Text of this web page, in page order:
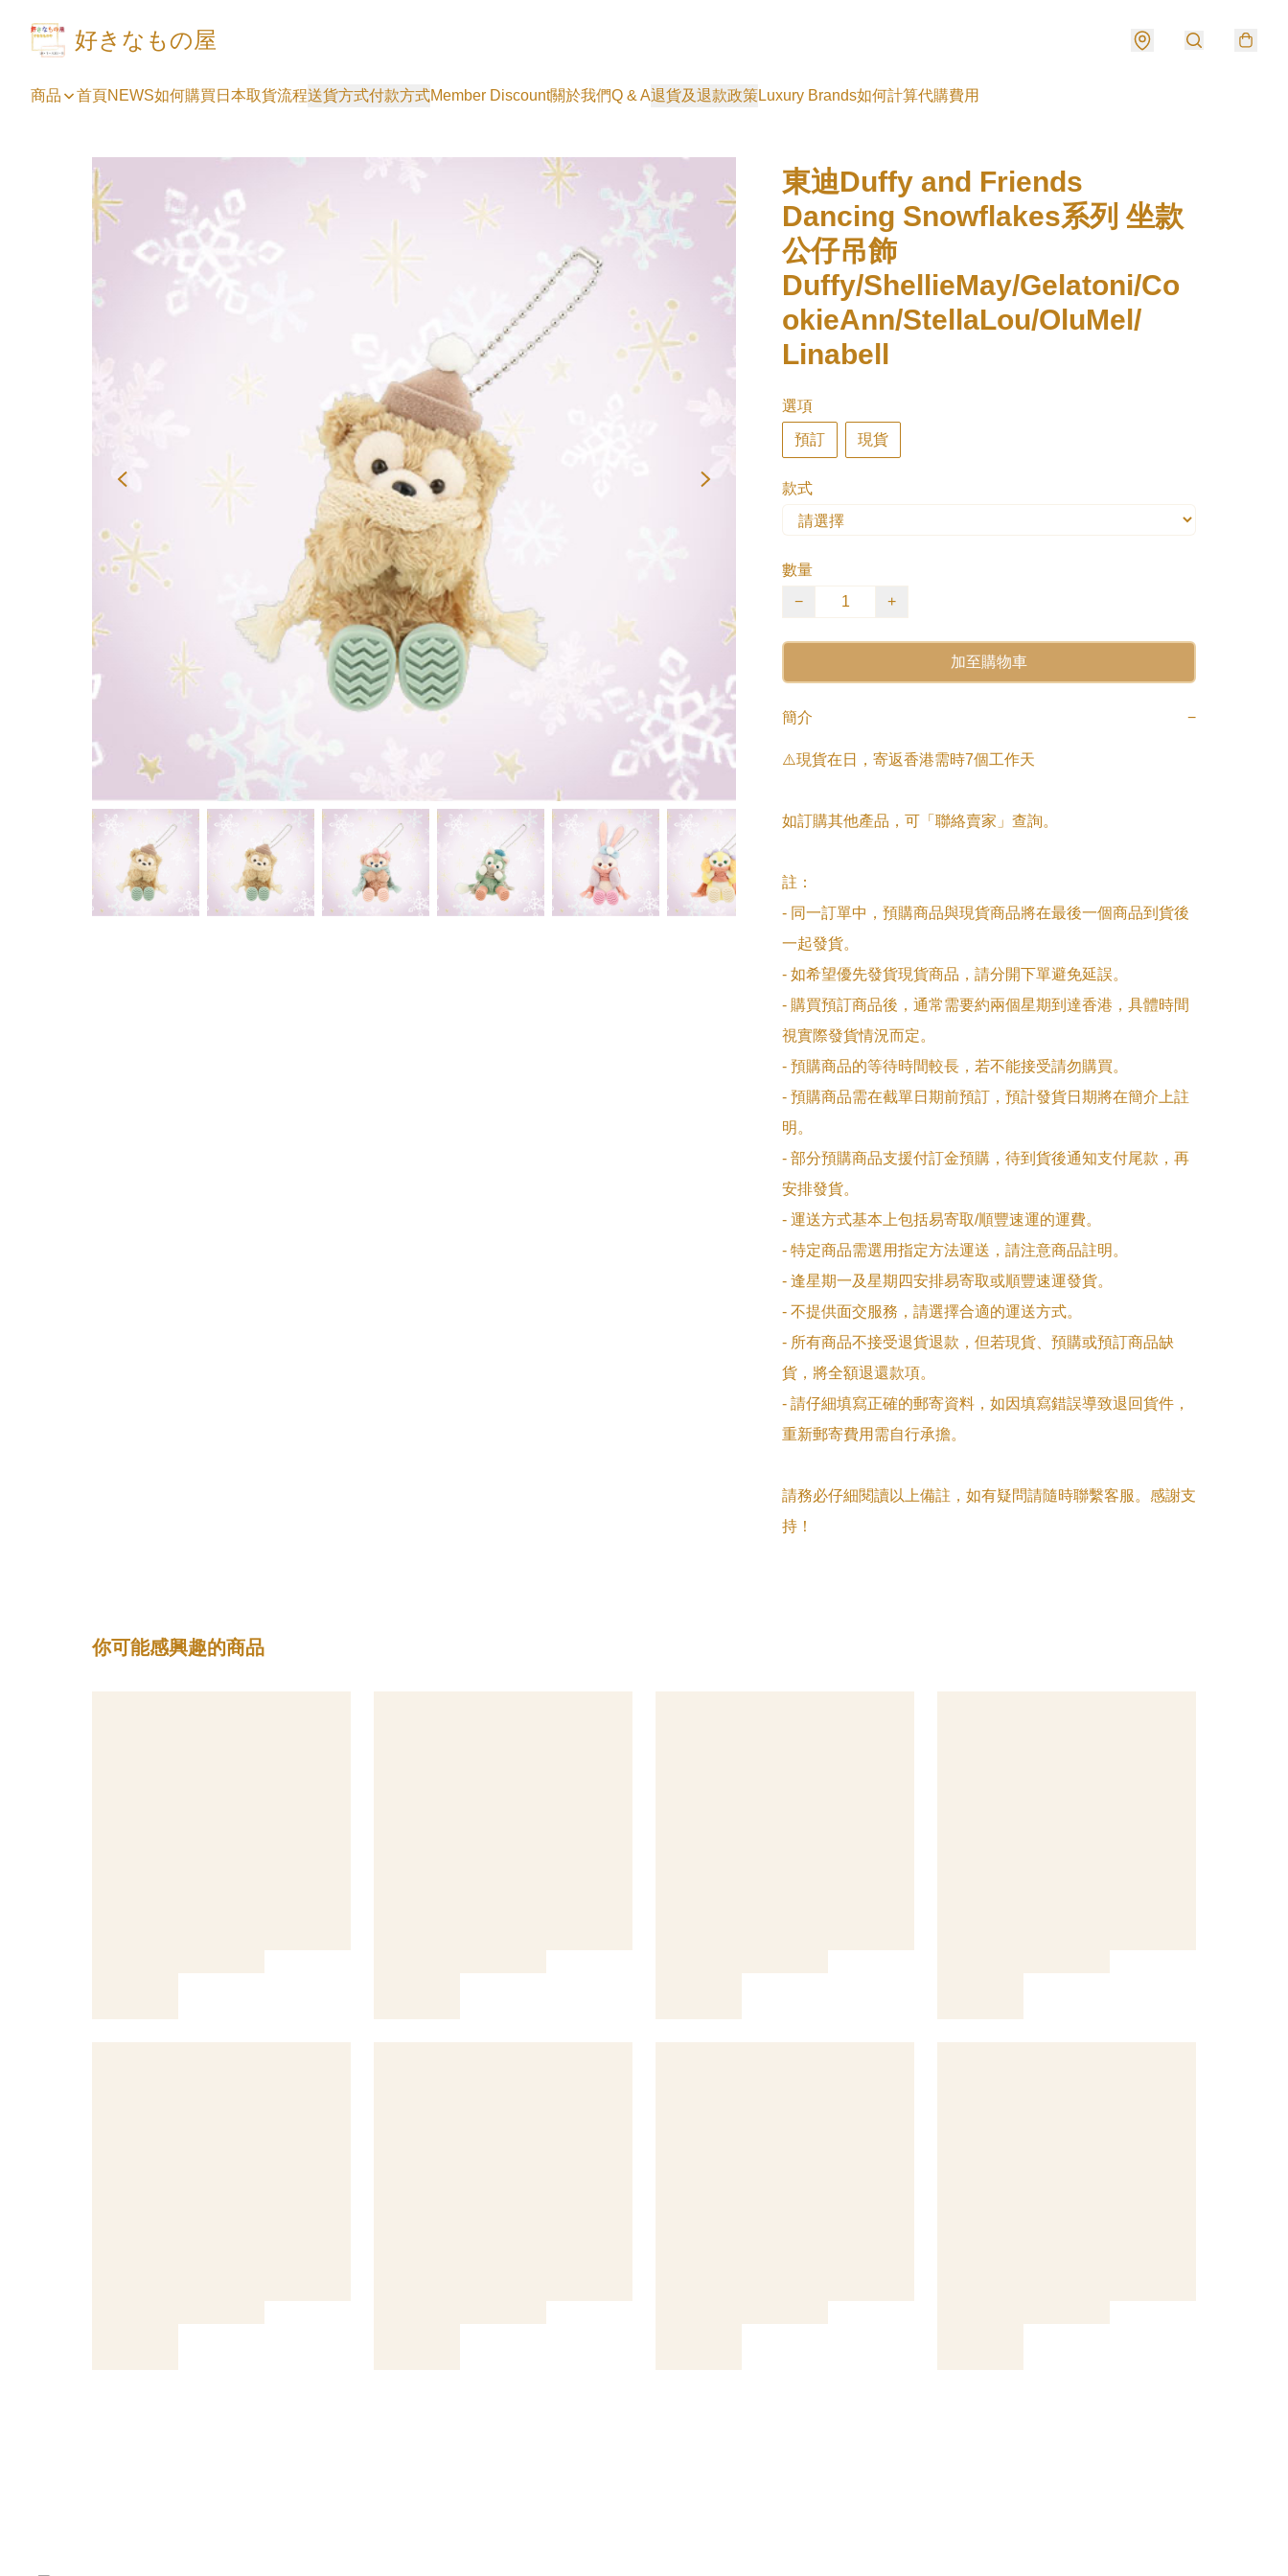
好きなもの屋
商品 首頁NEWS如何購買 日本取貨流程送貨方式付款方式Member Discount關於我們Q & A退貨及退款政策Luxury Brands如何計算代購費用
東迪Duffy and Friends
Dancing Snowflakes系列 坐款
公仔吊飾
Duffy/ShellieMay/Gelatoni/Co
okieAnn/StellaLou/OluMel/
Linabell
選項
預訂 現貨
款式
數量
−
+
加至購物車
簡介 −
⚠️現貨在日，寄返香港需時7個工作天
如訂購其他產品，可「聯絡賣家」查詢。
註：
- 同一訂單中，預購商品與現貨商品將在最後一個商品到貨後
一起發貨。
- 如希望優先發貨現貨商品，請分開下單避免延誤。
- 購買預訂商品後，通常需要約兩個星期到達香港，具體時間
視實際發貨情況而定。
- 預購商品的等待時間較長，若不能接受請勿購買。
- 預購商品需在截單日期前預訂，預計發貨日期將在簡介上註
明。
- 部分預購商品支援付訂金預購，待到貨後通知支付尾款，再
安排發貨。
- 運送方式基本上包括易寄取/順豐速運的運費。
- 特定商品需選用指定方法運送，請注意商品註明。
- 逢星期一及星期四安排易寄取或順豐速運發貨。
- 不提供面交服務，請選擇合適的運送方式。
- 所有商品不接受退貨退款，但若現貨、預購或預訂商品缺
貨，將全額退還款項。
- 請仔細填寫正確的郵寄資料，如因填寫錯誤導致退回貨件，
重新郵寄費用需自行承擔。
請務必仔細閱讀以上備註，如有疑問請隨時聯繫客服。感謝支
持！
你可能感興趣的商品